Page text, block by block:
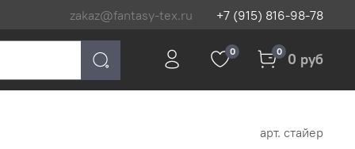
zakaz@fantasy-tex.ru +7 (915) 816-98-78
0 0 0 руб
арт. стайер